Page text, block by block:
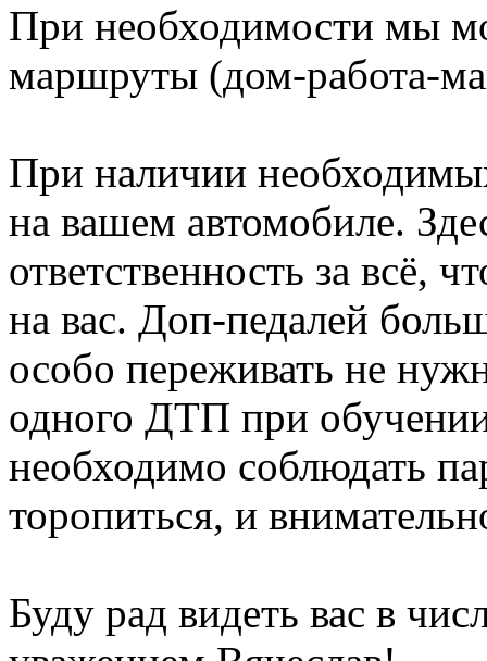
При необходимости мы
маршруты (дом-работа-
При наличии
на вашем автомобиле.
ответственность за всё,
на вас. Доп-педалей
особо переживать не
одного ДТП при
необходимо соблюдать
торопиться, и
Буду рад видеть вас в